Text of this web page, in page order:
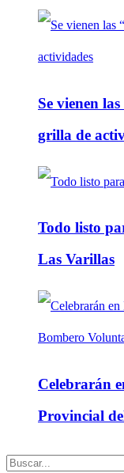
Se vienen
grilla de
Todo listo
Las Varillas
Celebrarán
Provincial